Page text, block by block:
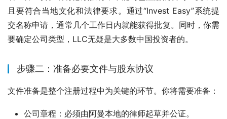
且要符合当地文化和法律要求。通过“Invest Easy”系统提
交名称申请，通常几个工作日内就能获得批复。同时，你需
要确定公司类型，LLC无疑是大多数中国投资者的。
步骤二：准备必要文件与股东协议
文件准备是整个注册过程中为关键的环节。你将需要准备：
公司章程：必须由阿曼本地的律师起草并公证。